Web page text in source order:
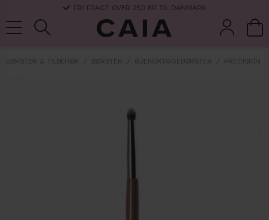
FRI FRAGT OVER 250 KR TIL DANMARK
BØRSTER & TILBEHØR BØRSTER ØJENSKYGGEBØRSTER PRECISION